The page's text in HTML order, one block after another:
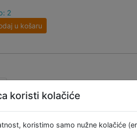
2
u košaru
koristi kolačiće
koristimo samo nužne kolačiće